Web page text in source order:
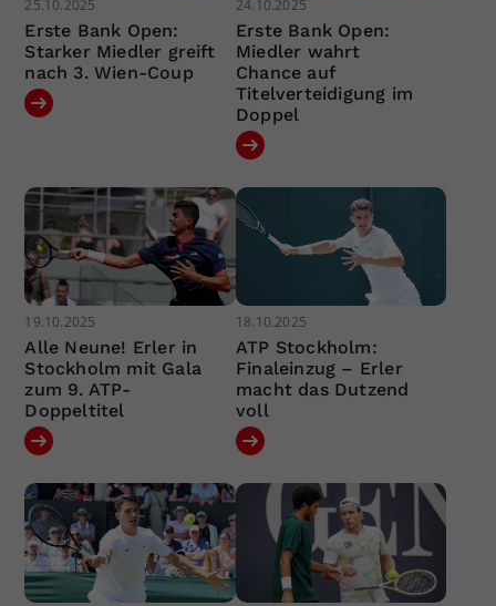
25.10.2025
Erste Bank Open:
Starker Miedler greift
nach 3. Wien-Coup
24.10.2025
Erste Bank Open:
Miedler wahrt
Chance auf
Titelverteidigung im
Doppel
19.10.2025
Alle Neune! Erler in
Stockholm mit Gala
zum 9. ATP-
Doppeltitel
18.10.2025
ATP Stockholm:
Finaleinzug – Erler
macht das Dutzend
voll